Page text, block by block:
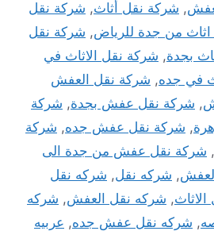
, شركة نقل أثاث, شركة نقل
من جدة للرياض, شركة نقل
بجدة, شركة نقل الاثاث في
في جده, شركة نقل العفش
, شركة نقل عفش بجدة, شركة
, شركة نقل عفش جده, شركة
, شركة نقل عفش من جدة الى
, شركه نقل, شركه نقل
, شركه نقل العفش, شركه
, شركه نقل عفش جده, عربيه